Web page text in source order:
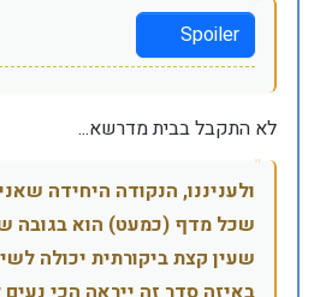
Spoiler
לא התקבל בבית מדרשא...
ולעניננו, הנקודה היחידה
שכל מדף (כמעט) הוא בגובה
שעין קצת ביקורתית יכולה